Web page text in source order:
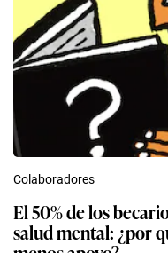
Colaboradores
El 50% de los
salud mental: ¿por